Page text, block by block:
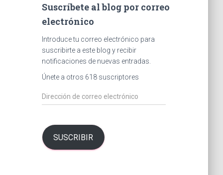
r
:
Suscríbete al blog por correo
electrónico
Introduce tu correo electrónico para
suscribirte a este blog y recibir
notificaciones de nuevas entradas.
Únete a otros 618 suscriptores
D
i
c
c
SUSCRIBIR